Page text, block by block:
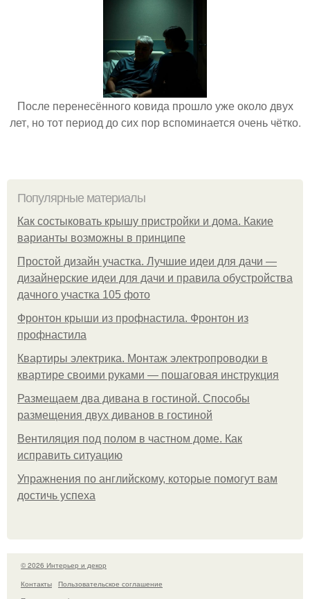
После перенесённого ковида прошло уже около двух
лет, но тот период до сих пор вспоминается очень чётко.
Популярные материалы
Как состыковать крышу пристройки и дома. Какие
варианты возможны в принципе
Простой дизайн участка. Лучшие идеи для дачи —
дизайнерские идеи для дачи и правила обустройства
дачного участка 105 фото
Фронтон крыши из профнастила. Фронтон из
профнастила
Квартиры электрика. Монтаж электропроводки в
квартире своими руками — пошаговая инструкция
Размещаем два дивана в гостиной. Способы
размещения двух диванов в гостиной
Вентиляция под полом в частном доме. Как
исправить ситуацию
Упражнения по английскому, которые помогут вам
достичь успеха
© 2026 Интерьер и декор
Контакты
Пользовательское соглашение